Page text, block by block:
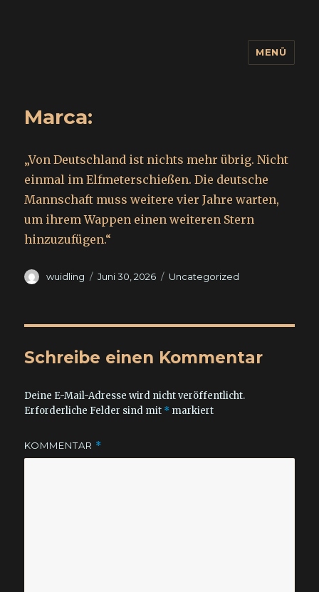
MENÜ
Marca:
„Von Deutschland ist nichts mehr übrig. Nicht
einmal im Elfmeterschießen. Die deutsche
Mannschaft muss weitere vier Jahre warten,
um ihrem Wappen einen weiteren Stern
hinzuzufügen.“
Autor
wuidling
Veröffentlicht
Juni 30, 2026 Kategorien
Uncategorized
Schreibe einen Kommentar
Deine E-Mail-Adresse wird nicht veröffentlicht.
Erforderliche Felder sind mit * markiert
KOMMENTAR *